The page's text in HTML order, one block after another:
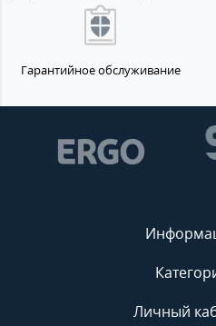
Гарантийное обслуживание
Личный